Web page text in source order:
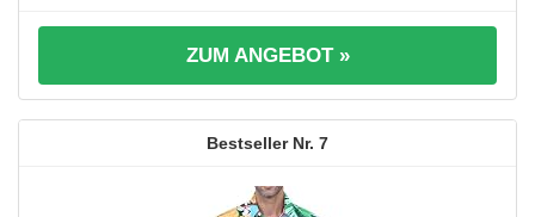
ZUM ANGEBOT »
7